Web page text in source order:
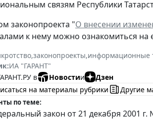
связям Республики
законопроекта "О внесении
к нему можно ознакомиться на
,законопроекты,информационные
ИА "ГАРАНТ"
в
Новостии
Дзен
на материалы рубрики
Другие
по теме:
закон от 21 декабря 2001